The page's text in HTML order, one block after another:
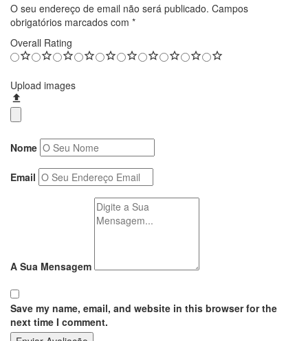
O seu endereço de email não será publicado. Campos
obrigatórios marcados com *
Overall Rating
Upload images
Nome
Email
A Sua Mensagem
Save my name, email, and website in this browser for the
next time I comment.